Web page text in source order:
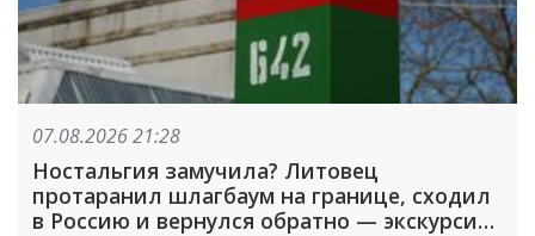
07.08.2026 21:28
Ностальгия замучила? Литовец
протаранил шлагбаум на границе, сходил
в Россию и вернулся обратно — экскурсия